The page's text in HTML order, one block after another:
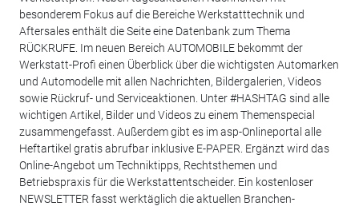
besonderem Fokus auf die Bereiche Werkstatttechnik und
Aftersales enthält die Seite eine Datenbank zum Thema
RÜCKRUFE. Im neuen Bereich AUTOMOBILE bekommt der
Werkstatt-Profi einen Überblick über die wichtigsten Automarken
und Automodelle mit allen Nachrichten, Bildergalerien, Videos
sowie Rückruf- und Serviceaktionen. Unter #HASHTAG sind alle
wichtigen Artikel, Bilder und Videos zu einem Themenspecial
zusammengefasst. Außerdem gibt es im asp-Onlineportal alle
Heftartikel gratis abrufbar inklusive E-PAPER. Ergänzt wird das
Online-Angebot um Techniktipps, Rechtsthemen und
Betriebspraxis für die Werkstattentscheider. Ein kostenloser
NEWSLETTER fasst werktäglich die aktuellen Branchen-